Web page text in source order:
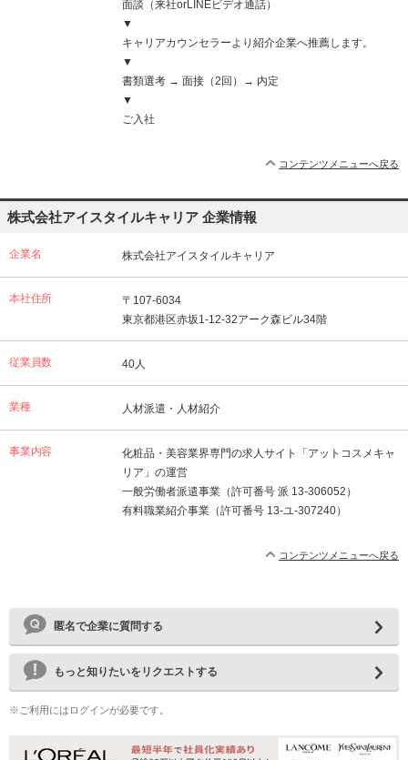
面談（来社orLINEビデオ通話）
▼
キャリアカウンセラーより紹介企業へ推薦します。
▼
書類選考 → 面接（2回）→ 内定
▼
ご入社
コンテンツメニューへ戻る
株式会社アイスタイルキャリア 企業情報
企業名 株式会社アイスタイルキャリア
本社住所
〒107-6034
東京都港区赤坂1-12-32アーク森ビル34階
従業員数 40人
業種 人材派遣・人材紹介
事業内容
化粧品・美容業界専門の求人サイト「アットコスメキャ
リア」の運営
一般労働者派遣事業（許可番号 派 13-306052）
有料職業紹介事業（許可番号 13-ユ-307240）
コンテンツメニューへ戻る
匿名で企業に質問する
もっと知りたいをリクエストする
※ご利用にはログインが必要です。